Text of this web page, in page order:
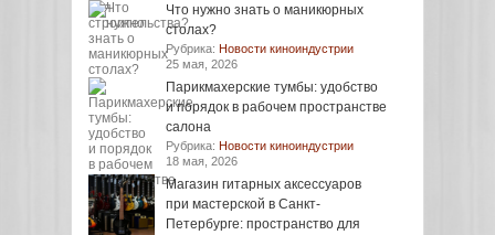
Что нужно знать о маникюрных
столах?
Рубрика: Новости киноиндустрии
25 мая, 2026
Парикмахерские тумбы: удобство
и порядок в рабочем пространстве
салона
Рубрика: Новости киноиндустрии
18 мая, 2026
Магазин гитарных аксессуаров
при мастерской в Санкт-
Петербурге: пространство для